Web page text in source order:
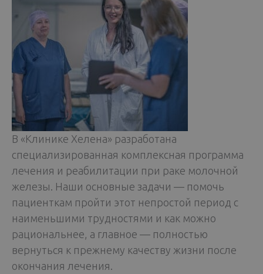
В «Клинике Хелена» разработана
специализированная комплексная программа
лечения и реабилитации при раке молочной
железы. Наши основные задачи — помочь
пациенткам пройти этот непростой период с
наименьшими трудностями и как можно
рациональнее, а главное — полностью
вернуться к прежнему качеству жизни после
окончания лечения.